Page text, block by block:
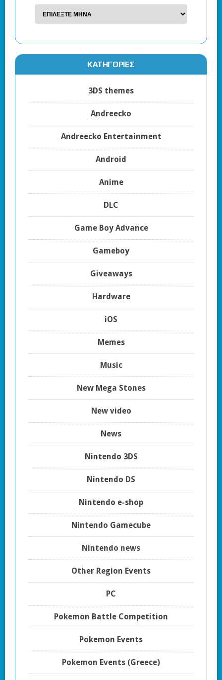
KΑΤΗΓΟΡΊΕΣ
3DS themes
Andreecko
Andreecko Entertainment
Android
Anime
DLC
Game Boy Advance
Gameboy
Giveaways
Hardware
iOS
Memes
Music
New Mega Stones
New video
News
Nintendo 3DS
Nintendo DS
Nintendo e-shop
Nintendo Gamecube
Nintendo news
Other Region Events
PC
Pokemon Battle Competition
Pokemon Events
Pokemon Events (Greece)